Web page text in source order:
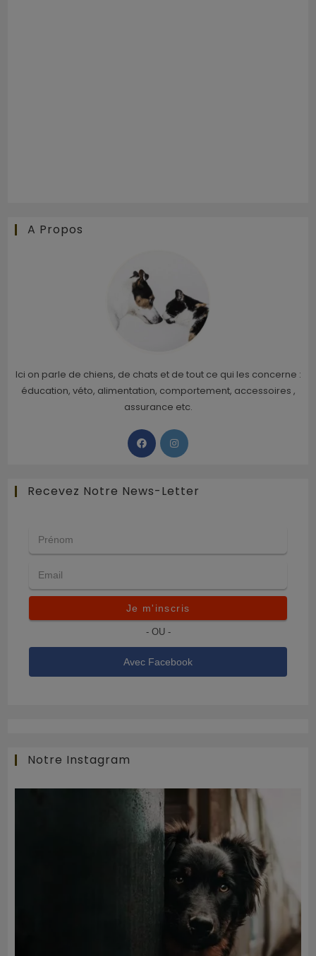
A Propos
Ici on parle de chiens, de chats et de tout ce qui les concerne :
éducation, véto, alimentation, comportement, accessoires ,
assurance etc.
Recevez Notre News-Letter
Je m'inscris
- OU -
Avec Facebook
Notre Instagram